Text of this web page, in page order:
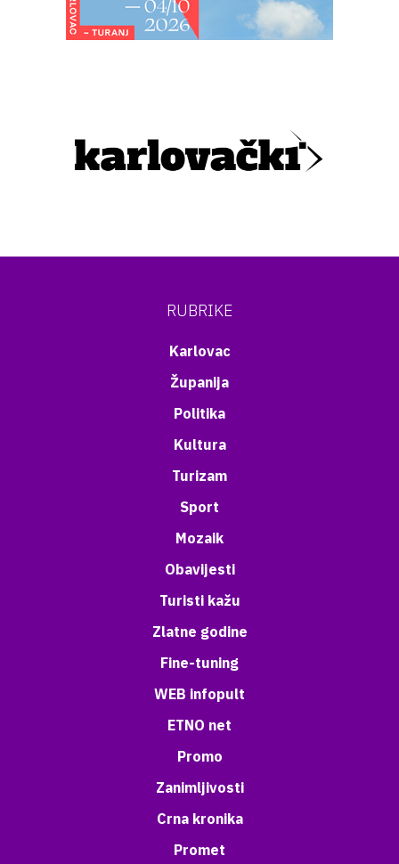
RUBRIKE
Karlovac
Županija
Politika
Kultura
Turizam
Sport
Mozaik
Obavijesti
Turisti kažu
Zlatne godine
Fine-tuning
WEB infopult
ETNO net
Promo
Zanimljivosti
Crna kronika
Promet